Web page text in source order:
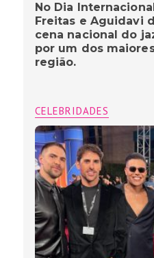
No Dia
Freitas e Aguidavi
cena nacional do
por um dos
região.
CELEBRIDADES